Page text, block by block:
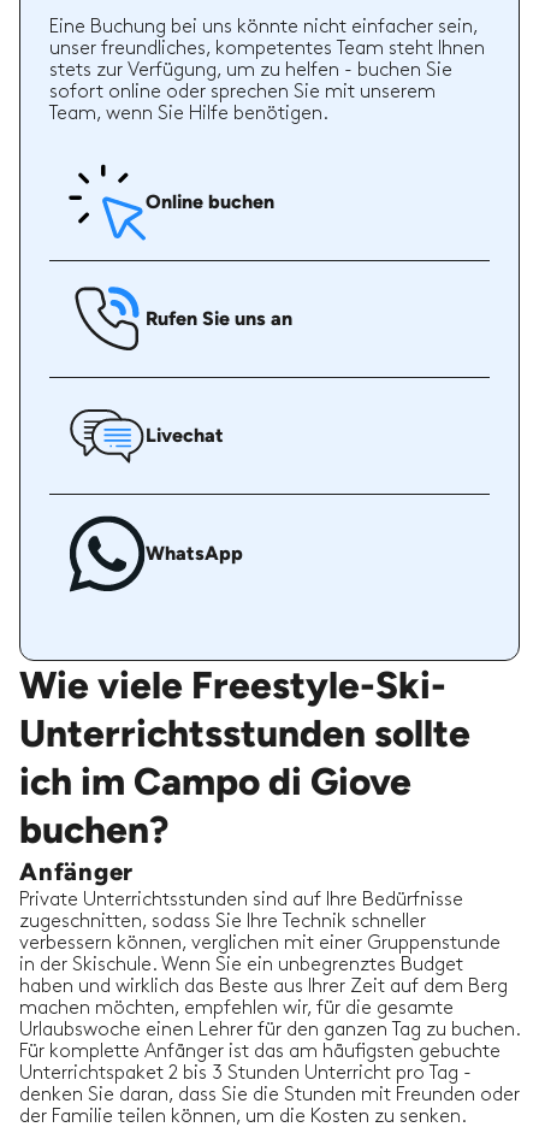
Eine Buchung bei uns könnte nicht einfacher sein,
unser freundliches, kompetentes Team steht Ihnen
stets zur Verfügung, um zu helfen - buchen Sie
sofort online oder sprechen Sie mit unserem
Team, wenn Sie Hilfe benötigen.
Online buchen
Rufen Sie uns an
Livechat
WhatsApp
Wie viele Freestyle-Ski-
Unterrichtsstunden sollte
ich im Campo di Giove
buchen?
Anfänger
Private Unterrichtsstunden sind auf Ihre Bedürfnisse
zugeschnitten, sodass Sie Ihre Technik schneller
verbessern können, verglichen mit einer Gruppenstunde
in der Skischule. Wenn Sie ein unbegrenztes Budget
haben und wirklich das Beste aus Ihrer Zeit auf dem Berg
machen möchten, empfehlen wir, für die gesamte
Urlaubswoche einen Lehrer für den ganzen Tag zu buchen.
Für komplette Anfänger ist das am häufigsten gebuchte
Unterrichtspaket 2 bis 3 Stunden Unterricht pro Tag -
denken Sie daran, dass Sie die Stunden mit Freunden oder
der Familie teilen können, um die Kosten zu senken.